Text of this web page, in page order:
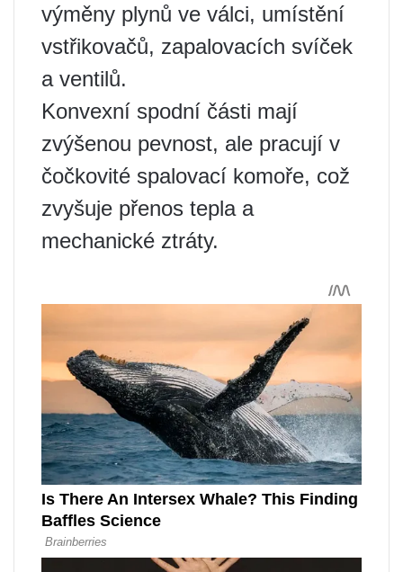
výměny plynů ve válci, umístění
vstřikovačů, zapalovacích svíček
a ventilů.
Konvexní spodní části mají
zvýšenou pevnost, ale pracují v
čočkovité spalovací komoře, což
zvyšuje přenos tepla a
mechanické ztráty.